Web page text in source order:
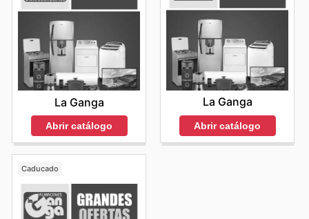
La Ganga
Abrir catálogo
La Ganga
Abrir catálogo
Caducado